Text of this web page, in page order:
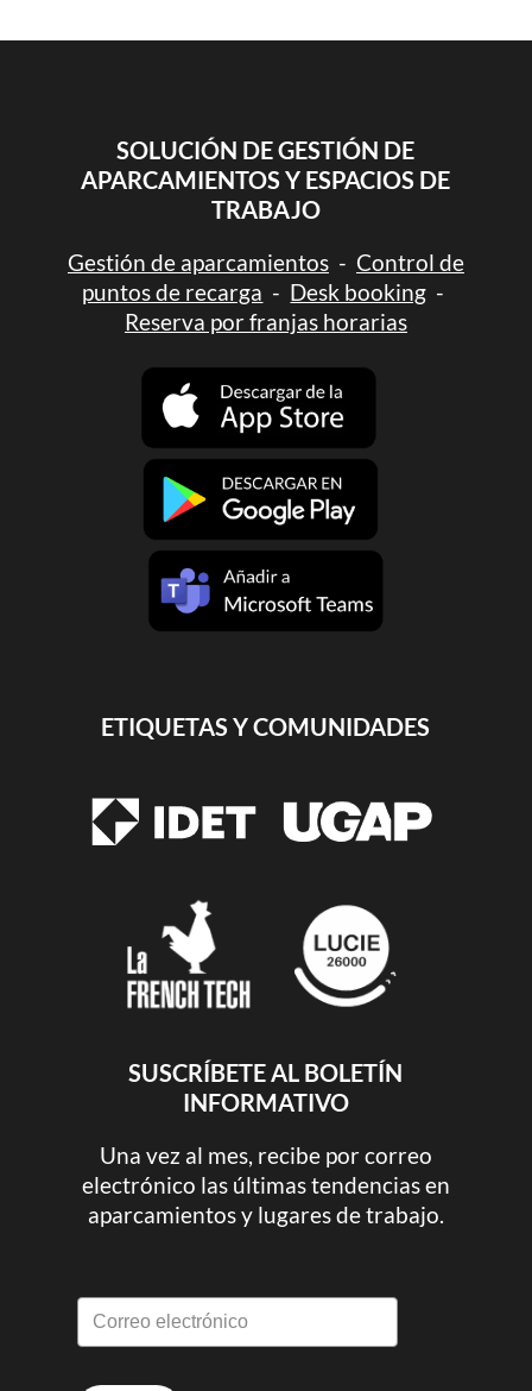
SOLUCIÓN DE GESTIÓN DE
APARCAMIENTOS Y ESPACIOS DE
TRABAJO
Gestión de aparcamientos- Control de
puntos de recarga - Desk booking -
Reserva por franjas horarias
ETIQUETAS Y COMUNIDADES
SUSCRÍBETE AL BOLETÍN
INFORMATIVO
Una vez al mes, recibe por correo
electrónico las últimas tendencias en
aparcamientos y lugares de trabajo.